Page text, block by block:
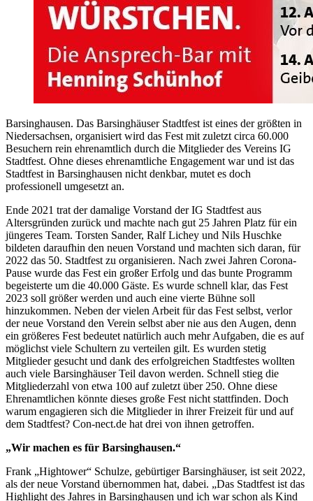
Barsinghausen. Das Barsinghäuser Stadtfest ist eines der größten in
Niedersachsen, organisiert wird das Fest mit zuletzt circa 60.000
Besuchern rein ehrenamtlich durch die Mitglieder des Vereins IG
Stadtfest. Ohne dieses ehrenamtliche Engagement war und ist das
Stadtfest in Barsinghausen nicht denkbar, mutet es doch
professionell umgesetzt an.
Ende 2021 trat der damalige Vorstand der IG Stadtfest aus
Altersgründen zurück und machte nach gut 25 Jahren Platz für ein
jüngeres Team. Torsten Sander, Ralf Lichey und Nils Huschke
bildeten daraufhin den neuen Vorstand und machten sich daran, für
2022 das 50. Stadtfest zu organisieren. Nach zwei Jahren Corona-
Pause wurde das Fest ein großer Erfolg und das bunte Programm
begeisterte um die 40.000 Gäste. Es wurde schnell klar, das Fest
2023 soll größer werden und auch eine vierte Bühne soll
hinzukommen. Neben der vielen Arbeit für das Fest selbst, verlor
der neue Vorstand den Verein selbst aber nie aus den Augen, denn
ein größeres Fest bedeutet natürlich auch mehr Aufgaben, die es auf
möglichst viele Schultern zu verteilen gilt. Es wurden stetig
Mitglieder gesucht und dank des erfolgreichen Stadtfestes wollten
auch viele Barsinghäuser Teil davon werden. Schnell stieg die
Mitgliederzahl von etwa 100 auf zuletzt über 250. Ohne diese
Ehrenamtlichen könnte dieses große Fest nicht stattfinden. Doch
warum engagieren sich die Mitglieder in ihrer Freizeit für und auf
dem Stadtfest? Con-nect.de hat drei von ihnen getroffen.
„Wir machen es für Barsinghausen.“
Frank „Hightower“ Schulze, gebürtiger Barsinghäuser, ist seit 2022,
als der neue Vorstand übernommen hat, dabei. „Das Stadtfest ist das
Highlight des Jahres in Barsinghausen und ich war schon als Kind